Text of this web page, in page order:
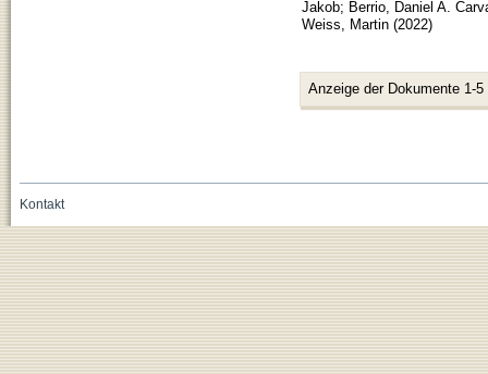
Jakob; Berrio, Daniel A.
Weiss, Martin (2022)
Anzeige der Dokumente 1-5
Kontakt